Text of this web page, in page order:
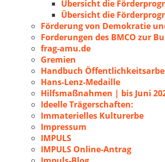
Übersicht die
Übersicht die
Förderung von Demokratie
Forderungen des BMCO zur
frag-amu.de
Gremien
Handbuch
Hans-Lenz-Medaille
Hilfsmaßnahmen | bis Juni
Ideelle Trägerschaften:
Immaterielles Kulturerbe
Impressum
IMPULS
IMPULS Online-Antrag